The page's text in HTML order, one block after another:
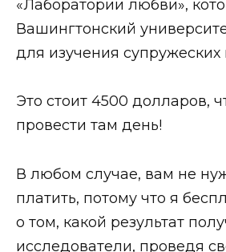
«Лаборатории любви»,
Вашингтонский
для изучения супружеских
Это стоит 4500 долларов,
провести там день!
В любом случае, вам не
платить, потому что я
о том, какой результат
исследователи, проведя